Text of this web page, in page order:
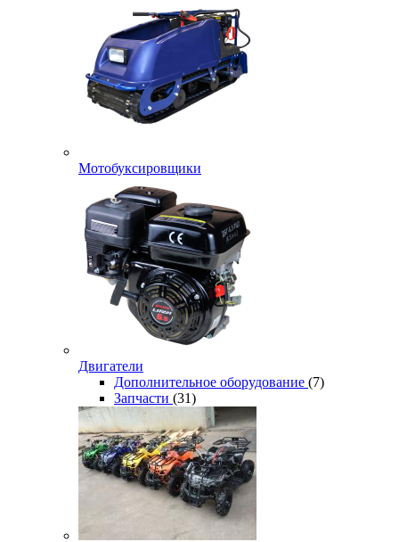
Мотобуксировщики
Двигатели
Дополнительное оборудование (7)
Запчасти (31)